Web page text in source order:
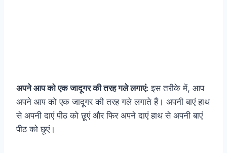
अपने आप को एक जादूगर की तरह गले लगाएं: इस तरीके में, आप
अपने आप को एक जादूगर की तरह गले लगाते हैं। अपनी बाएं हाथ
से अपनी दाएं पीठ को छूएं और फिर अपने दाएं हाथ से अपनी बाएं
पीठ को छूएं।